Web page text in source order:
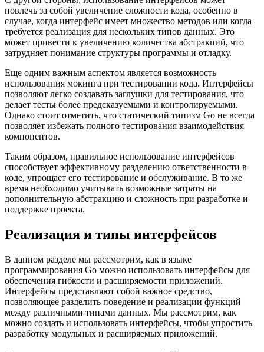
повлечь за собой увеличение сложности кода, особенно в
случае, когда интерфейс имеет множество методов или когда
требуется реализация для нескольких типов данных. Это
может привести к увеличению количества абстракций, что
затрудняет понимание структуры программы и отладку.
Еще одним важным аспектом является возможность
использования мокинга при тестировании кода. Интерфейсы
позволяют легко создавать заглушки для тестирования, что
делает тесты более предсказуемыми и контролируемыми.
Однако стоит отметить, что статический типизм Go не всегда
позволяет избежать полного тестирования взаимодействия
компонентов.
Таким образом, правильное использование интерфейсов
способствует эффективному разделению ответственности в
коде, упрощает его тестирование и обслуживание. В то же
время необходимо учитывать возможные затраты на
дополнительную абстракцию и сложность при разработке и
поддержке проекта.
Реализация и типы интерфейсов
В данном разделе мы рассмотрим, как в языке
программирования Go можно использовать интерфейсы для
обеспечения гибкости и расширяемости приложений.
Интерфейсы представляют собой важное средство,
позволяющее разделить поведение и реализации функций
между различными типами данных. Мы рассмотрим, как
можно создать и использовать интерфейсы, чтобы упростить
разработку модульных и расширяемых приложений.